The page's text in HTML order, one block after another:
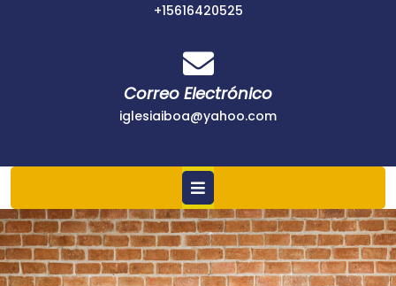
+15616420525
Correo Electrónico
iglesiaiboa@yahoo.com